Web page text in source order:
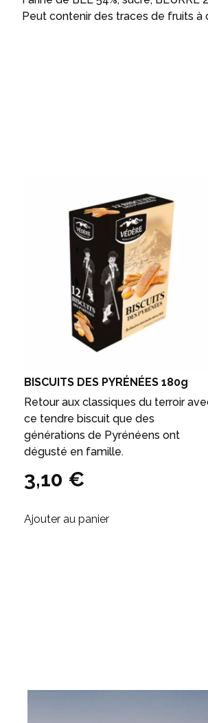
Peut contenir des traces de fruits à
BISCUITS DES PYRÉNÉES 180g
Retour aux classiques du terroir
ce tendre biscuit que des
générations de Pyrénéens ont
dégusté en famille.
3,10 €
Ajouter au panier